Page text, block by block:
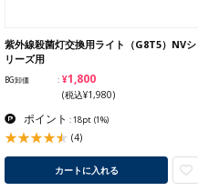
紫外線殺菌灯交換用ライト（G8T5）NVシ
リーズ用
BG卸価 ¥1,800
(税込¥1,980)
ポイント : 18pt (1%)
(4)
カートに入れる